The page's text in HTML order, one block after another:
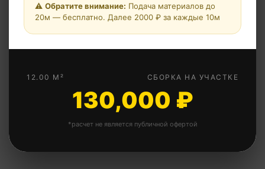
Дополнительная перегородка
+10,000 ₽
Окна ПВХ 1х1м +12,000 ₽
Свая винтовая
⚠️ Обратите внимание: Подача материалов до
20м — бесплатно. Далее 2000 ₽ за каждые 10м
12.00 М² СБОРКА НА УЧАСТКЕ
130,000 ₽
*расчет не является публичной офертой